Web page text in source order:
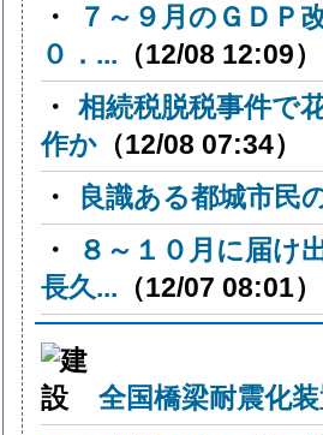
・
７～９月のＧＤ
０．... （12/08 12:09）
・ 相続税脱税事件で
作か （12/08 07:34）
・
良識ある都城市民
・
８～１０月に届け
長久... （12/07 08:01）
全国橋梁耐震化